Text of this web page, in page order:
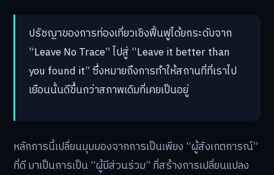
ปรัชญาของการท่องเที่ยวเชิงฟื้นฟูได้ยกระดับจาก
“Leave No Trace” ไปสู่ “Leave it better than
you found it” ซึ่งหมายถึงการทำให้สถานที่ที่เราไป
เยือนนั้นดีขึ้นกว่าสภาพเดิมที่เคยเป็นอยู่
หลักการนี้เปลี่ยนมุมมองจากการเป็นเพียง “ผู้สังเกตการณ์”
ที่ดี มาเป็นการเป็น “ผู้มีส่วนร่วม” ที่สร้างการเปลี่ยนแปลง